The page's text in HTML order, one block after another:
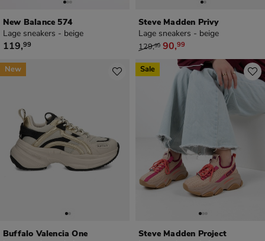
New Balance 574
Lage sneakers - beige
€ 119,99
119,99
Steve Madden Privy
Lage sneakers - beige
van € 129,99 voor € 90,99
129,99 90,99
Buffalo Valencia One
New
Steve Madden Project
Sale